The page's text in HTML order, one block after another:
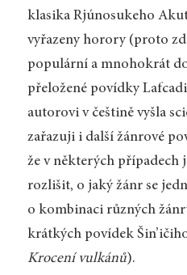
klasika Rjúnosukeho
vyřazeny horory (proto
populární a mnohokrát
přeložené povídky
autorovi v češtině vyšla
zařazuji i další žánrové
že v některých případech
rozlišit, o jaký žánr se
o kombinaci různých
krátkých povídek
Krocení vulkánů).